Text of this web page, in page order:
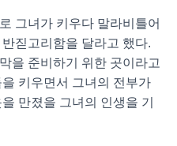
그녀가 키우다 말라비틀어
짇고리함을 달라고 했다.
을 준비하기 위한 곳이라고
키우면서 그녀의 전부가
만졌을 그녀의 인생을 기